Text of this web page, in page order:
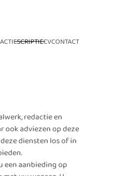
SCRIPTIECVCONTACT
redactie en
ook adviezen op deze
diensten los of in
een aanbieding op